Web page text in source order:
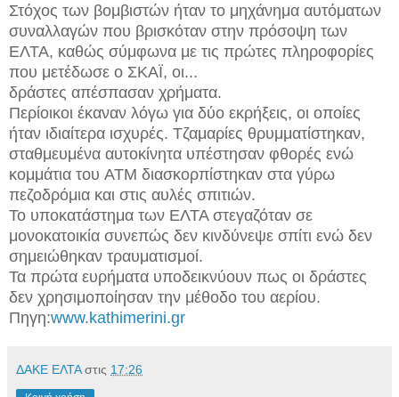
Στόχος των βομβιστών ήταν το μηχάνημα αυτόματων
συναλλαγών που βρισκόταν στην πρόσοψη των
ΕΛΤΑ, καθώς σύμφωνα με τις πρώτες πληροφορίες
που μετέδωσε ο ΣΚΑΪ, οι...
δράστες απέσπασαν χρήματα.
Περίοικοι έκαναν λόγω για δύο εκρήξεις, οι οποίες
ήταν ιδιαίτερα ισχυρές. Τζαμαρίες θρυμματίστηκαν,
σταθμευμένα αυτοκίνητα υπέστησαν φθορές ενώ
κομμάτια του ATM διασκορπίστηκαν στα γύρω
πεζοδρόμια και στις αυλές σπιτιών.
Το υποκατάστημα των ΕΛΤΑ στεγαζόταν σε
μονοκατοικία συνεπώς δεν κινδύνεψε σπίτι ενώ δεν
σημειώθηκαν τραυματισμοί.
Τα πρώτα ευρήματα υποδεικνύουν πως οι δράστες
δεν χρησιμοποίησαν την μέθοδο του αερίου.
Πηγη:www.kathimerini.gr
ΔΑΚΕ ΕΛΤΑ στις 17:26